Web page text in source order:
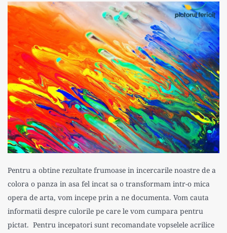
Pentru a obtine rezultate frumoase in incercarile noastre de a
colora o panza in asa fel incat sa o transformam intr-o mica
opera de arta, vom incepe prin a ne documenta. Vom cauta
informatii despre culorile pe care le vom cumpara pentru
pictat. Pentru incepatori sunt recomandate vopselele acrilice